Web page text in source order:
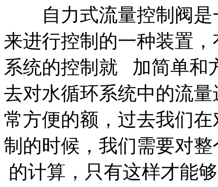
自力式流量控制阀是
来进行控制的一种装置
系统的控制就 加简单和
去对水循环系统中的流
常方便的额，过去我们
制的时候，我们需要对
的计算，只有这样才能